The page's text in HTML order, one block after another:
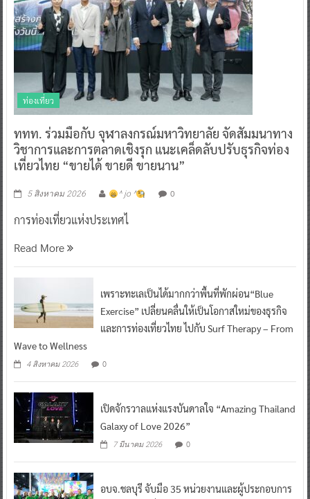
ท่องเที่ยว
ททท. ร่วมมือกับ จุฬาลงกรณ์มหาวิทยาลัย จัดสัมมนาทาง
วิชาการและการตลาดเชิงรุก แนะเคล็ดลับปรับธุรกิจท่อง
เที่ยวไทย “ขายได้ ขายดี ขายนาน”
5 สิงหาคม 2026 ^ jo ^ 0
การท่องเที่ยวแห่งประเทศไ
Read More
เพราะทะเลเป็นได้มากกว่าพื้นที่พักผ่อน“Blue
Exercise” เปลี่ยนคลื่นให้เป็นโอกาสใหม่ของธุรกิจ
และการท่องเที่ยวไทย ไปกับ Surf Therapy – From
Wave to Wellness
4 สิงหาคม 2026 0
เปิดจักรวาลแห่งแรงบันดาลใจ “Amazing Thailand
Galaxy of Love 2026”
7 มีนาคม 2026 0
อบจ.ชลบุรี จับมือ 35 หน่วยงานและผู้ประกอบการ